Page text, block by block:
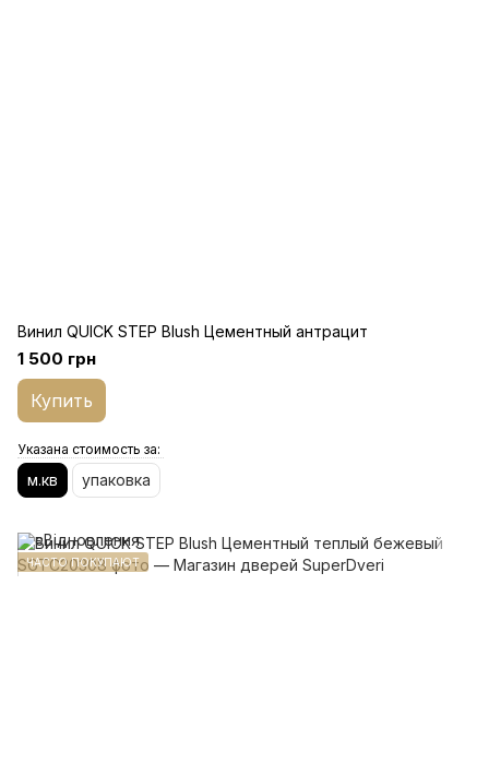
Винил QUICK STEP Blush Цементный антрацит
1 500 грн
Купить
Указана стоимость за:
м.кв упаковка
ЧАСТО ПОКУПАЮТ